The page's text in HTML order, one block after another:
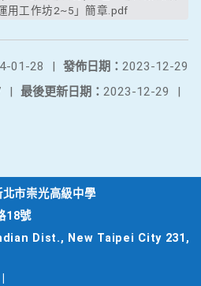
用工作坊2~5」簡章.pdf
發佈日期： 2023-12-29
01-28
|
最後更新日期： 2023-12-29 |
|
市崇光高級中學
18號
Dist., New Taipei City 231,